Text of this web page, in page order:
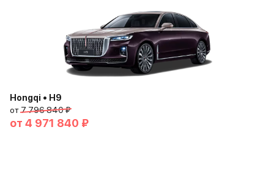
Hongqi • H9
от7 796 840 ₽
от 4 971 840 ₽